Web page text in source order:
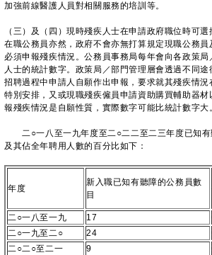
加強前線醫護人員對相關服務的培訓等。
（三）及（四）現時殘疾人士在申請政府職位時可選
在職公務員亦然，政府不會亦無打算規定現職公務員
必須申報殘疾情況。公務員事務局每年會向各政策
人士的統計數字。政策局／部門管理層會透過不同
招聘過程中申請人自願作出申報，要求就其殘疾情
特別安排，又或現職殘疾僱員申請資助購買輔助器材
報殘疾情況是自願性質，實際數字可能比統計數字大
二○一八至一九年度至二○二二至二三年度已知有
及其佔全年聘用人數的百分比如下：
年度
新入職已知有聽障的公務員數
目
二○一八至一九 17
二○一九至二○
24
二○二○至二一
9